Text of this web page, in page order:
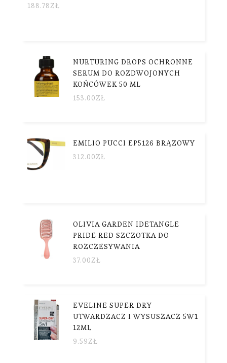
188.78ZŁ
NURTURING DROPS OCHRONNE
SERUM DO ROZDWOJONYCH
KOŃCÓWEK 50 ML
153.00ZŁ
EMILIO PUCCI EP5126 BRĄZOWY
312.00ZŁ
OLIVIA GARDEN IDETANGLE
PRIDE RED SZCZOTKA DO
ROZCZESYWANIA
37.00ZŁ
EVELINE SUPER DRY
UTWARDZACZ I WYSUSZACZ 5W1
12ML
9.59ZŁ